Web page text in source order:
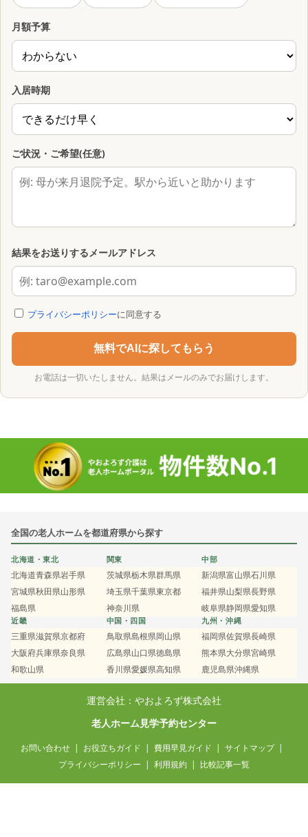
月額予算
入居時期
ご状況・ご希望(任意)
結果をお送りするメールアドレス
プライバシーポリシーに同意する
無料でAIに探してもらう
お電話は一切いたしません。結果はメールのみでお届けします。
全国の老人ホームを都道府県から探す
北海道・東北
北海道青森県岩手県
宮城県秋田県山形県
福島県
関東
茨城県栃木県群馬県
埼玉県千葉県東京都
神奈川県
中部
新潟県富山県石川県
福井県山梨県長野県
岐阜県静岡県愛知県
近畿
三重県滋賀県京都府
大阪府兵庫県奈良県
和歌山県
中国・四国
鳥取県島根県岡山県
広島県山口県徳島県
香川県愛媛県高知県
九州・沖縄
福岡県佐賀県長崎県
熊本県大分県宮崎県
鹿児島県沖縄県
運営会社：やおよろず株式会社
老人ホーム見学予約センター
お問い合わせ お役立ちガイド 費用早見ガイド
サイトマップ
プライバシーポリシー
利用規約 比較記事一覧